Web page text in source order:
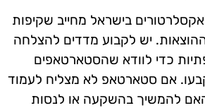
בישראל מחייב שקיפות
יש לקבוע מדדים להצלחה
כדי לוודא שהסטארטאפים
אם סטארטאפ לא מצליח לעמוד
להמשיך בהשקעה או לנסות